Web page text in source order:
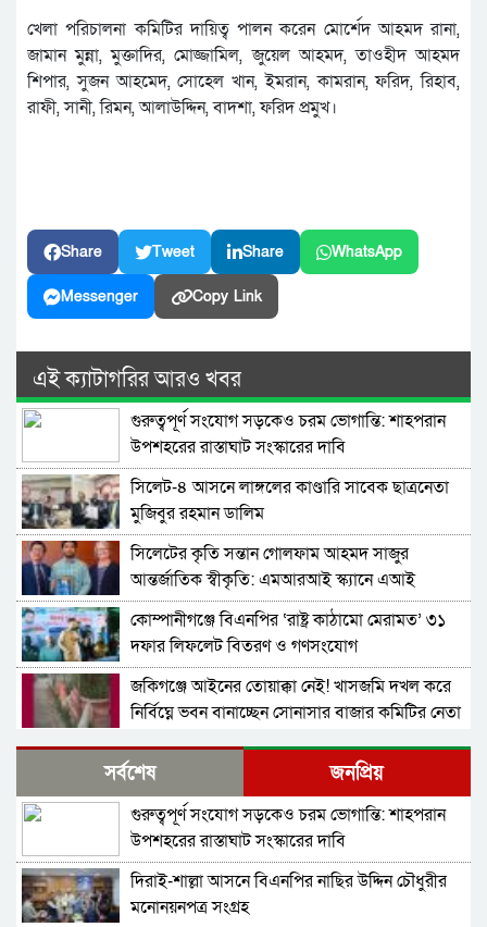
খেলা পরিচালনা কমিটির দায়িত্ব পালন করেন মোর্শেদ আহমদ রানা,
জামান মুন্না, মুক্তাদির, মোজ্জামিল, জুয়েল আহমদ, তাওহীদ আহমদ
শিপার, সুজন আহমেদ, সোহেল খান, ইমরান, কামরান, ফরিদ, রিহাব,
রাফী, সানী, রিমন, আলাউদ্দিন, বাদশা, ফরিদ প্রমুখ।
Share Tweet Share WhatsApp
Messenger Copy Link
এই ক্যাটাগরির আরও খবর
গুরুত্বপূর্ণ সংযোগ সড়কেও চরম ভোগান্তি: শাহপরান
উপশহরের রাস্তাঘাট সংস্কারের দাবি
সিলেট-৪ আসনে লাঙ্গলের কাণ্ডারি সাবেক ছাত্রনেতা
মুজিবুর রহমান ডালিম
সিলেটের কৃতি সন্তান গোলফাম আহমদ সাজুর
আন্তর্জাতিক স্বীকৃতি: এমআরআই স্ক্যানে এআই
প্রয়োগে পিএইচডি অর্জন
কোম্পানীগঞ্জে বিএনপির ‘রাষ্ট্র কাঠামো মেরামত’ ৩১
দফার লিফলেট বিতরণ ও গণসংযোগ
জকিগঞ্জে আইনের তোয়াক্কা নেই! খাসজমি দখল করে
নির্বিঘ্নে ভবন বানাচ্ছেন সোনাসার বাজার কমিটির নেতা
বন্ধ থাকবে সিলেটের ৭টি এলাকায় দীর্ঘ ৯ ঘণ্টা বিদ্যুৎ
নিরাপত্তাহীনতায় লাভলুর পরিবার: সিলেটে সশস্ত্র
হামলায়, লুন্ঠিত অর্থ-স্বর্ণ
ন্যাব নেতৃবৃন্দের ওসমানী মেডিক্যাল কলেজ এর
নবনিযুক্ত সহকারী পরিচালকের সাথে শুভেচ্ছা বিনিময়
সর্বশেষ জনপ্রিয়
গুরুত্বপূর্ণ সংযোগ সড়কেও চরম ভোগান্তি: শাহপরান
উপশহরের রাস্তাঘাট সংস্কারের দাবি
দিরাই-শাল্লা আসনে বিএনপির নাছির উদ্দিন চৌধুরীর
মনোনয়নপত্র সংগ্রহ